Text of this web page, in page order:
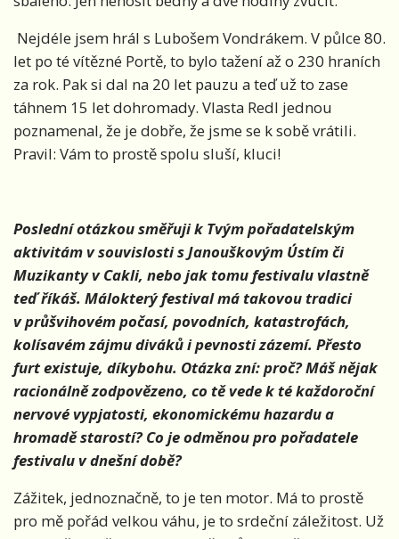
Nejdéle jsem hrál s Lubošem Vondrákem. V půlce 80.
let po té vítězné Portě, to bylo tažení až o 230 hraních
za rok. Pak si dal na 20 let pauzu a teď už to zase
táhnem 15 let dohromady. Vlasta Redl jednou
poznamenal, že je dobře, že jsme se k sobě vrátili.
Pravil: Vám to prostě spolu sluší, kluci!
Poslední otázkou směřuji k Tvým pořadatelským
aktivitám v souvislosti s Janouškovým Ústím či
Muzikanty v Cakli, nebo jak tomu festivalu vlastně
teď říkáš. Málokterý festival má takovou tradici
v průšvihovém počasí, povodních, katastrofách,
kolísavém zájmu diváků i pevnosti zázemí. Přesto
furt existuje, díkybohu. Otázka zní: proč? Máš nějak
racionálně zodpovězeno, co tě vede k té každoroční
nervové vypjatosti, ekonomickému hazardu a
hromadě starostí? Co je odměnou pro pořadatele
festivalu v dnešní době?
Zážitek, jednoznačně, to je ten motor. Má to prostě
pro mě pořád velkou váhu, je to srdeční záležitost. Už